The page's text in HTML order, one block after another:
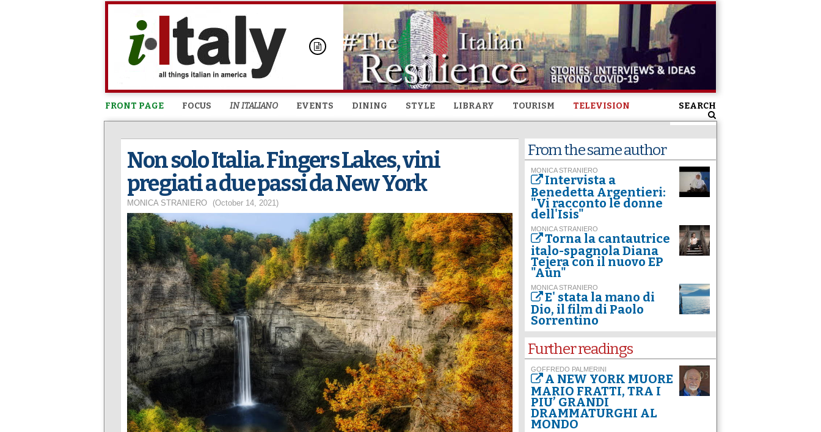
Skip to
content
FRONT PAGE FOCUS IN ITALIANO EVENTS DINING STYLE LIBRARY TOURISM TELEVISION SEARCH
Non solo Italia. Fingers Lakes, vini
pregiati a due passi da New York
MONICA STRANIERO (October 14, 2021)
From the same author
MONICA STRANIERO
Intervista a
Benedetta Argentieri:
"Vi racconto le donne
dell'Isis"
MONICA STRANIERO
Torna la cantautrice
italo-spagnola Diana
Tejera con il nuovo EP
"Aùn"
MONICA STRANIERO
E' stata la mano di
Dio, il film di Paolo
Sorrentino
Further readings
GOFFREDO PALMERINI
A NEW YORK MUORE
MARIO FRATTI, TRA I
PIU’ GRANDI
DRAMMATURGHI AL
MONDO